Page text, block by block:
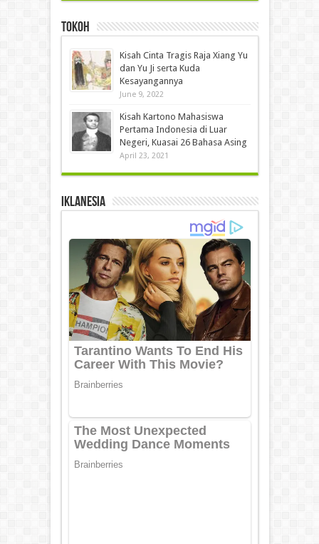
Tokoh
Kisah Cinta Tragis Raja Xiang Yu
dan Yu Ji serta Kuda
Kesayangannya
June 9, 2022
Kisah Kartono Mahasiswa
Pertama Indonesia di Luar
Negeri, Kuasai 26 Bahasa Asing
April 23, 2021
IKLANESIA